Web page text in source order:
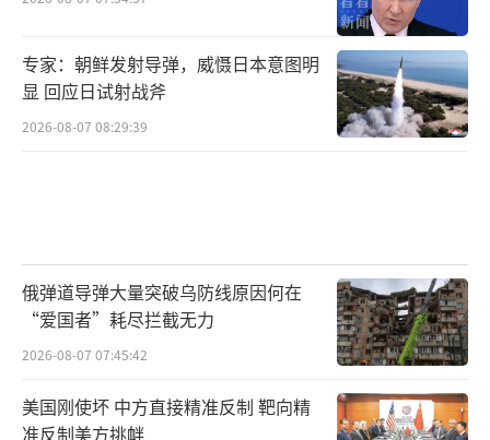
专家：朝鲜发射导弹，威慑日本意图明
显 回应日试射战斧
2026-08-07 08:29:39
俄弹道导弹大量突破乌防线原因何在
“爱国者”耗尽拦截无力
2026-08-07 07:45:42
美国刚使坏 中方直接精准反制 靶向精
准反制美方挑衅